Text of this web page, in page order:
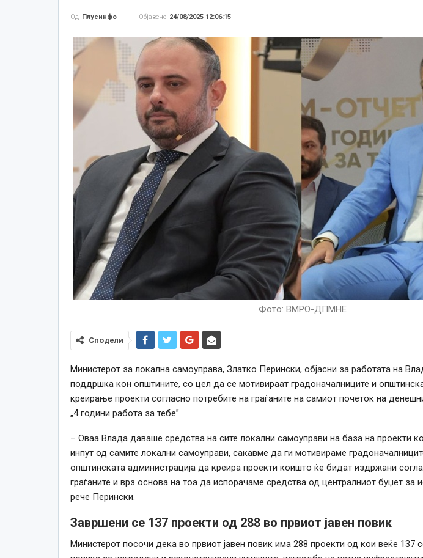
Од Плусинфо Објавено 24/08/2025 12:06:15
Фото: ВМРО-ДПМНЕ
Сподели
Министерот за локална самоуправа, Златко Перински, објасни за работата на
поддршка кон општините, со цел да се мотивираат градоначалниците и
креирање проекти согласно потребите на граѓаните на самиот почеток на
„4 години работа за тебе”.
– Оваа Влада даваше средства на сите локални самоуправи на база на проекти
инпут од самите локални самоуправи, сакавме да ги мотивираме
општинската администрација да креира проекти коишто ќе бидат издржани
граѓаните и врз основа на тоа да испорачаме средства од централниот буџет за
рече Перински.
Завршени се 137 проекти од 288 во првиот јавен повик
Министерот посочи дека во првиот јавен повик има 288 проекти од кои веќе 137